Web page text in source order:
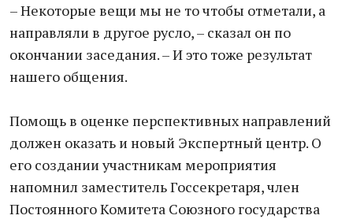
– Некоторые вещи мы не то чтобы отметали, а
направляли в другое русло, – сказал он по
окончании заседания. – И это тоже результат
нашего общения.
Помощь в оценке перспективных направлений
должен оказать и новый Экспертный центр. О
его создании участникам мероприятия
напомнил заместитель Госсекретаря, член
Постоянного Комитета Союзного государства